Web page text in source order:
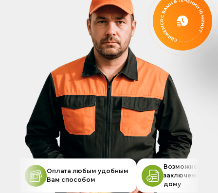
Оплата любым удобным
Вам способом
Возможность
заключения
дому